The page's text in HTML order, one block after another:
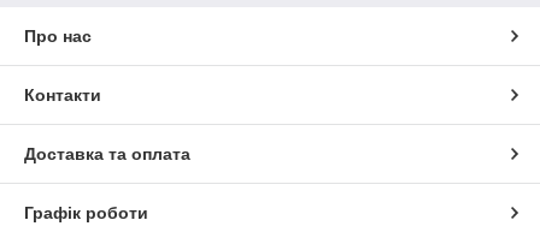
Про нас
Контакти
Доставка та оплата
Графік роботи